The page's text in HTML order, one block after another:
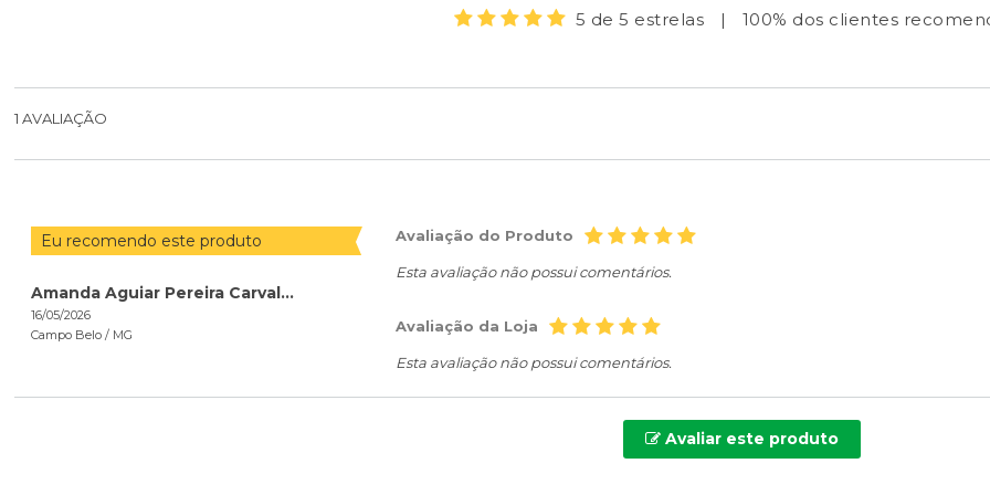
5 de 5 estrelas
| 100% dos clientes
1 AVALIAÇÃO
Eu recomendo este produto
Amanda Aguiar Pereira Carvalho
16/05/2026
Campo Belo / MG
Avaliação do Produto
Esta avaliação não possui comentários.
Avaliação da Loja
Esta avaliação não possui comentários.
Avaliar este produto